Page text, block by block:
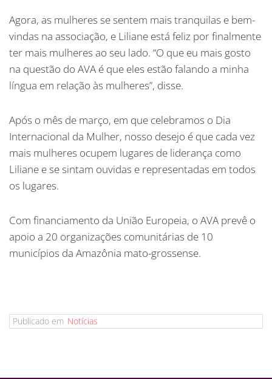
Agora, as mulheres se sentem mais tranquilas e bem-
vindas na associação, e Liliane está feliz por finalmente
ter mais mulheres ao seu lado. “O que eu mais gosto
na questão do AVA é que eles estão falando a minha
língua em relação às mulheres”, disse.
Após o mês de março, em que celebramos o Dia
Internacional da Mulher, nosso desejo é que cada vez
mais mulheres ocupem lugares de liderança como
Liliane e se sintam ouvidas e representadas em todos
os lugares.
Com financiamento da União Europeia, o AVA prevê o
apoio a 20 organizações comunitárias de 10
municípios da Amazônia mato-grossense.
Publicado em Notícias